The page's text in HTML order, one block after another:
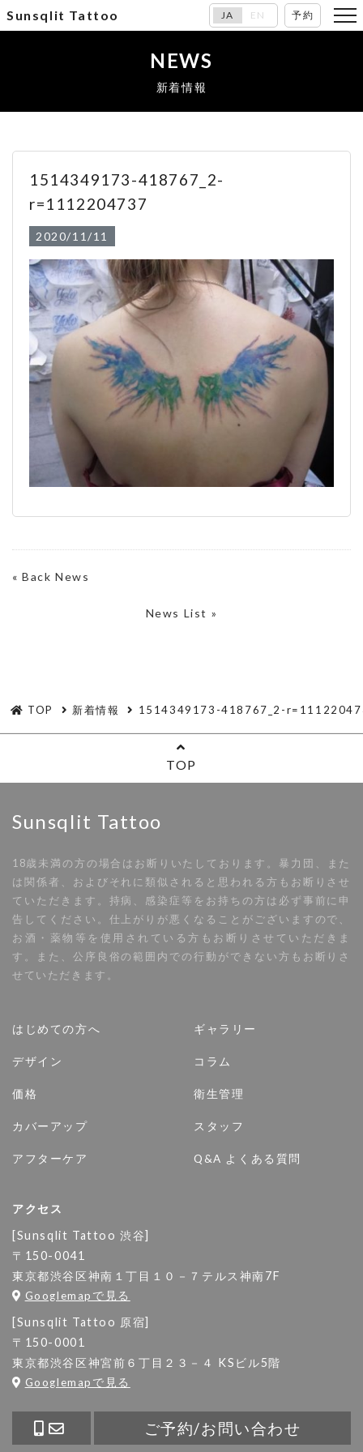
Sunsqlit Tattoo JA EN 予約
NEWS
新着情報
1514349173-418767_2-
r=1112204737
2020/11/11
«Back News
News List »
TOP 新着情報 1514349173-418767_2-
TOP
Sunsqlit Tattoo
18歳未満の方の場合はお断りいたしております。暴力団、また
は関係者、およびそれに類似されると思われる方もお断りさせ
ていただきます。持病、感染症等をお持ちの方は必ず事前に申
告してください。仕上がりが悪くなることがございますので、
お酒・薬物等を使用されている方もお断りさせていただきま
す。また、公序良俗の範囲内での行動ができない方もお断りさ
せていただきます。
はじめての方へ
デザイン
価格
カバーアップ
アフターケア
ギャラリー
コラム
衛生管理
スタッフ
Q&A よくある質問
アクセス
[Sunsqlit Tattoo 渋谷]
〒150-0041
東京都渋谷区神南１丁目１０－７テルス神南7F
Googlemapで見る
[Sunsqlit Tattoo 原宿]
〒150-0001
東京都渋谷区神宮前６丁目２３－４ KSビル5階
Googlemapで見る
ご予約/お問い合わせ